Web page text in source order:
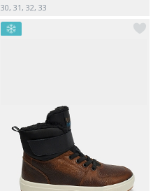
30, 31, 32, 33